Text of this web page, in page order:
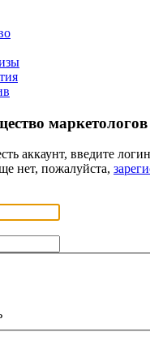
маркетологов
аккаунт, введите
нет, пожалуйста,